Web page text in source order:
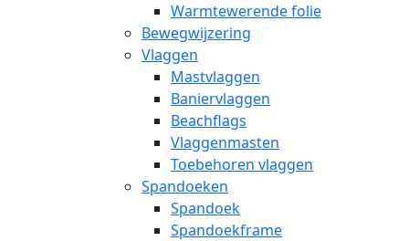
Warmtewerende folie
Bewegwijzering
Vlaggen
Mastvlaggen
Baniervlaggen
Beachflags
Vlaggenmasten
Toebehoren vlaggen
Spandoeken
Spandoek
Spandoekframe